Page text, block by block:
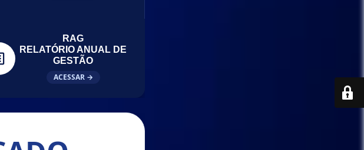
RAG
RELATÓRIO ANUAL DE
GESTÃO
ACESSAR →